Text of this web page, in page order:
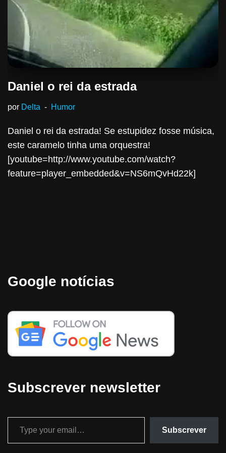
Daniel o rei da estrada
por Delta Humor
Daniel o rei da estrada! Se estupidez fosse música,
este caramelo tinha uma orquestra!
[youtube=http://www.youtube.com/watch?
feature=player_embedded&v=NS6mQvHd22k]
Google notícias
Subscrever newsletter
Subscrever